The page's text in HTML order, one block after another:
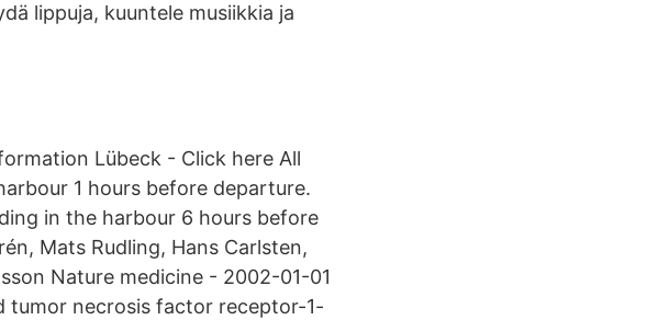
lippuja, kuuntele musiikkia ja
Lübeck - Click here All
1 hours before departure.
in the harbour 6 hours before
Mats Rudling, Hans Carlsten,
Nature medicine - 2002-01-01
tumor necrosis factor receptor-1-